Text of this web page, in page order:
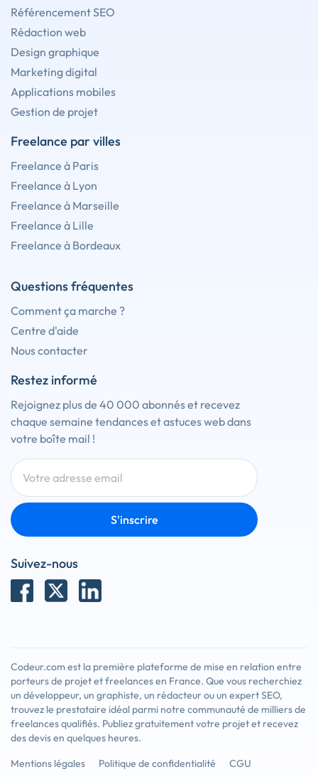
Référencement SEO
Rédaction web
Design graphique
Marketing digital
Applications mobiles
Gestion de projet
Freelance par villes
Freelance à Paris
Freelance à Lyon
Freelance à Marseille
Freelance à Lille
Freelance à Bordeaux
Questions fréquentes
Comment ça marche ?
Centre d'aide
Nous contacter
Restez informé
Rejoignez plus de 40 000 abonnés et recevez
chaque semaine tendances et astuces web dans
votre boîte mail !
S'inscrire
Suivez-nous
Codeur.com est la première plateforme de mise en relation entre
porteurs de projet et freelances en France. Que vous recherchiez
un développeur, un graphiste, un rédacteur ou un expert SEO,
trouvez le prestataire idéal parmi notre communauté de milliers de
freelances qualifiés. Publiez gratuitement votre projet et recevez
des devis en quelques heures.
Mentions légales
Politique de confidentialité
CGU